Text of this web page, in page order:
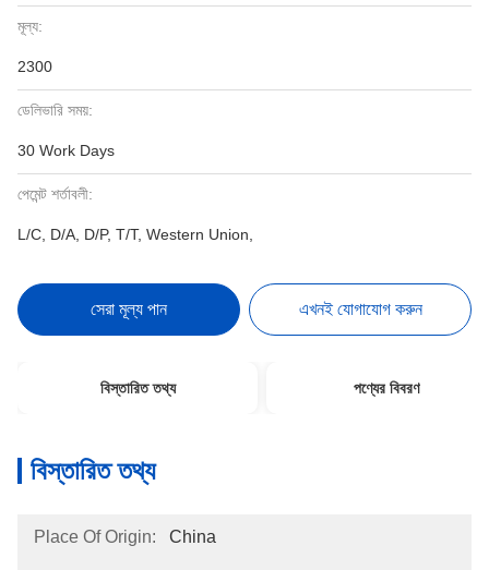
মূল্য:
2300
ডেলিভারি সময়:
30 Work Days
পেমেন্ট শর্তাবলী:
L/C, D/A, D/P, T/T, Western Union,
সেরা মূল্য পান এখনই যোগাযোগ করুন
বিস্তারিত তথ্য পণ্যের বিবরণ
বিস্তারিত তথ্য
Place Of Origin: China